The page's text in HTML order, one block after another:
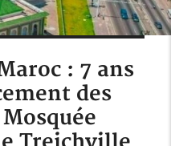
: 7 ans
des